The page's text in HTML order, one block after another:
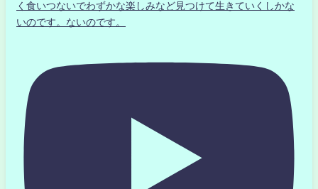
く食いつないでわずかな楽しみなど見つけて生きていくしかな
いのです。ないのです。